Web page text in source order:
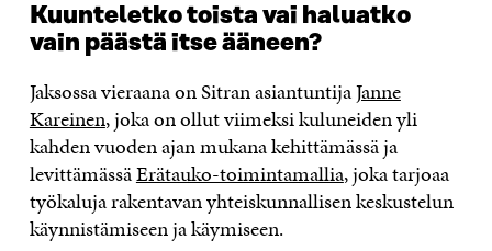
Kuunteletko toista vai haluatko
vain päästä itse ääneen?
Jaksossa vieraana on Sitran asiantuntijaJanne
Kareinen, joka on ollut viimeksi kuluneiden yli
kahden vuoden ajan mukana kehittämässä ja
levittämässäErätauko-toimintamallia, joka tarjoaa
työkaluja rakentavan yhteiskunnallisen keskustelun
käynnistämiseen ja käymiseen.